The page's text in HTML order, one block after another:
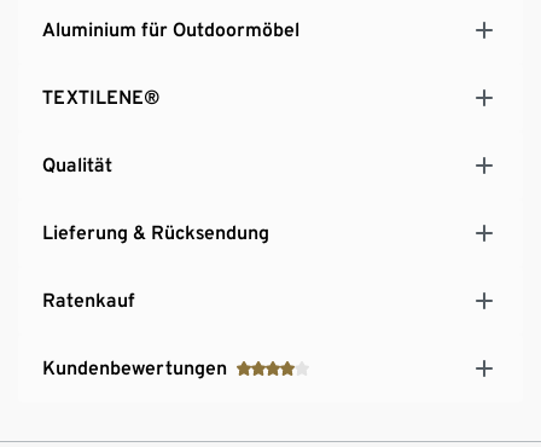
Aluminium für Outdoormöbel
TEXTILENE®
Qualität
Lieferung & Rücksendung
Ratenkauf
Kundenbewertungen